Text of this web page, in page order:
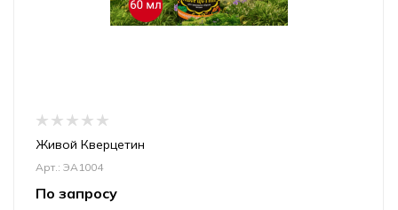
Живой Кверцетин
Арт.: ЭА1004
По запросу